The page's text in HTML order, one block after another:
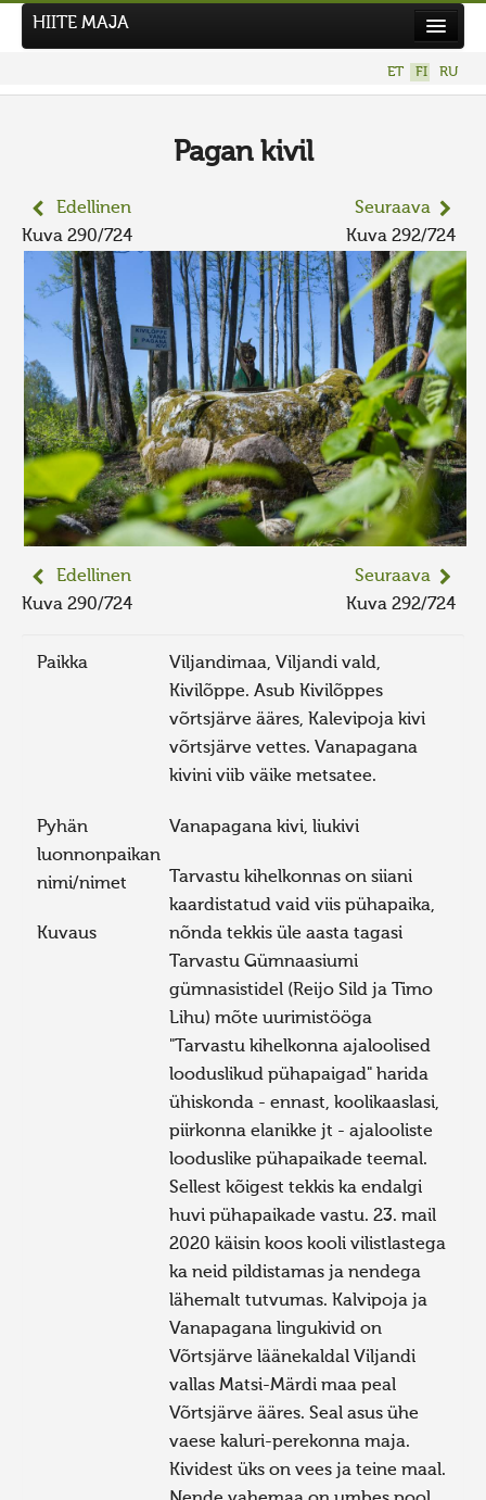
AIEMMAT KILPAILUT
HIITE MAJA
ET FI RU
Pagan kivil
Edellinen
Kuva 290/724
Seuraava
Kuva 292/724
Edellinen
Kuva 290/724
Seuraava
Kuva 292/724
Paikka
Viljandimaa, Viljandi vald,
Kivilõppe. Asub Kivilõppes
võrtsjärve ääres, Kalevipoja kivi
võrtsjärve vettes. Vanapagana
kivini viib väike metsatee.
Pyhän
luonnonpaikan
nimi/nimet
Vanapagana kivi, liukivi
Kuvaus
Tarvastu kihelkonnas on siiani
kaardistatud vaid viis pühapaika,
nõnda tekkis üle aasta tagasi
Tarvastu Gümnaasiumi
gümnasistidel (Reijo Sild ja Timo
Lihu) mõte uurimistööga
"Tarvastu kihelkonna ajaloolised
looduslikud pühapaigad" harida
ühiskonda - ennast, koolikaaslasi,
piirkonna elanikke jt - ajalooliste
looduslike pühapaikade teemal.
Sellest kõigest tekkis ka endalgi
huvi pühapaikade vastu. 23. mail
2020 käisin koos kooli vilistlastega
ka neid pildistamas ja nendega
lähemalt tutvumas. Kalvipoja ja
Vanapagana lingukivid on
Võrtsjärve läänekaldal Viljandi
vallas Matsi-Märdi maa peal
Võrtsjärve ääres. Seal asus ühe
vaese kaluri-perekonna maja.
Kividest üks on vees ja teine maal.